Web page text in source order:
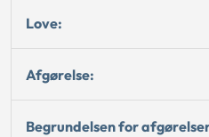
Love:
Afgørelse:
Begrundelsen for